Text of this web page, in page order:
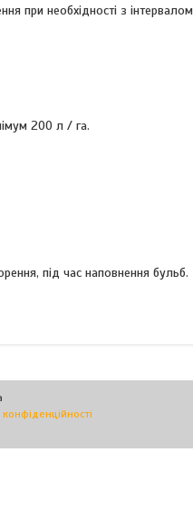
при необхідності з інтервалом
200 л / га.
під час наповнення бульб.
конфіденційності